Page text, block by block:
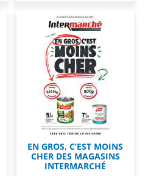
EN GROS, C’EST MOINS
CHER DES MAGASINS
INTERMARCHÉ